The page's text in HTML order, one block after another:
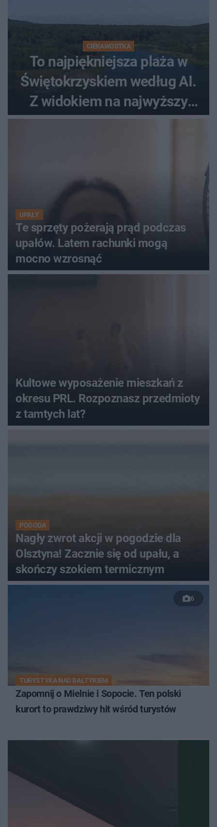
CIEKAWOSTKA
To najpiękniejsza plaża w
Świętokrzyskiem według AI.
Z widokiem na najwyższy
szczyt Gór Świętokrzyskich
UPAŁY
Te sprzęty pożerają prąd podczas
upałów. Latem rachunki mogą
mocno wzrosnąć
Kultowe wyposażenie mieszkań z
okresu PRL. Rozpoznasz przedmioty
z tamtych lat?
POGODA
Nagły zwrot akcji w pogodzie dla
Olsztyna! Zacznie się od upału, a
skończy szokiem termicznym
6
TURYSTYKA NAD BAŁTYKIEM
Zapomnij o Mielnie i Sopocie. Ten polski
kurort to prawdziwy hit wśród turystów